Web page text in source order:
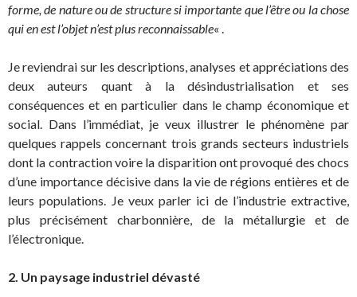
forme, de nature ou de structure si importante que l’être ou la chose
qui en est l’objet n’est plus reconnaissable« .
Je reviendrai sur les descriptions, analyses et appréciations des
deux auteurs quant à la désindustrialisation et ses
conséquences et en particulier dans le champ économique et
social. Dans l’immédiat, je veux illustrer le phénomène par
quelques rappels concernant trois grands secteurs industriels
dont la contraction voire la disparition ont provoqué des chocs
d’une importance décisive dans la vie de régions entières et de
leurs populations. Je veux parler ici de l’industrie extractive,
plus précisément charbonnière, de la métallurgie et de
l’électronique.
2. Un paysage industriel dévasté